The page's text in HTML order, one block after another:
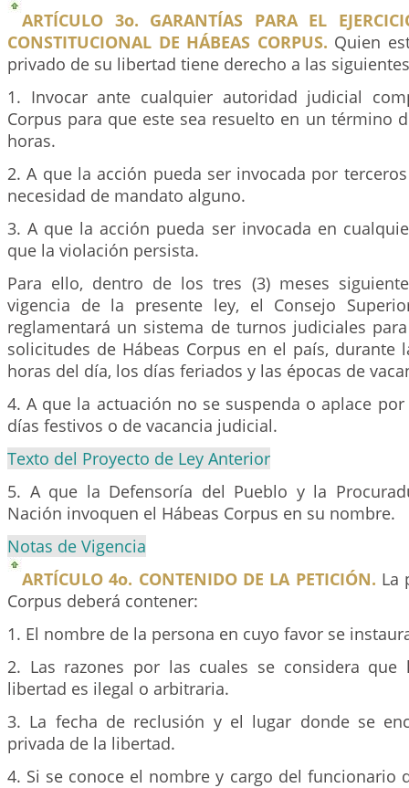
ARTÍCULO 3o. GARANTÍAS PARA EL
CONSTITUCIONAL DE HÁBEAS CORPUS. Quien
privado de su libertad tiene derecho a las
1. Invocar ante cualquier autoridad judicial
Corpus para que este sea resuelto en un término
horas.
2. A que la acción pueda ser invocada por
necesidad de mandato alguno.
3. A que la acción pueda ser invocada en
que la violación persista.
Para ello, dentro de los tres (3) meses
vigencia de la presente ley, el Consejo
reglamentará un sistema de turnos judiciales
solicitudes de Hábeas Corpus en el país, durante
horas del día, los días feriados y las épocas de
4. A que la actuación no se suspenda o aplace
días festivos o de vacancia judicial.
Texto del Proyecto de Ley Anterior
5. A que la Defensoría del Pueblo y la
Nación invoquen el Hábeas Corpus en su nombre.
Notas de Vigencia
ARTÍCULO 4o. CONTENIDO DE LA PETICIÓN. La
Corpus deberá contener:
1. El nombre de la persona en cuyo favor se
2. Las razones por las cuales se considera
libertad es ilegal o arbitraria.
3. La fecha de reclusión y el lugar donde se
privada de la libertad.
4. Si se conoce el nombre y cargo del funcionario